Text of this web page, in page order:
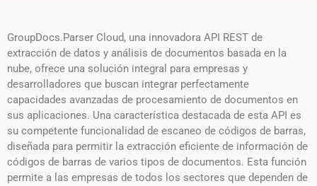
GroupDocs.Parser Cloud, una innovadora API REST de
extracción de datos y análisis de documentos basada en la
nube, ofrece una solución integral para empresas y
desarrolladores que buscan integrar perfectamente
capacidades avanzadas de procesamiento de documentos en
sus aplicaciones. Una característica destacada de esta API es
su competente funcionalidad de escaneo de códigos de barras,
diseñada para permitir la extracción eficiente de información de
códigos de barras de varios tipos de documentos. Esta función
permite a las empresas de todos los sectores que dependen de